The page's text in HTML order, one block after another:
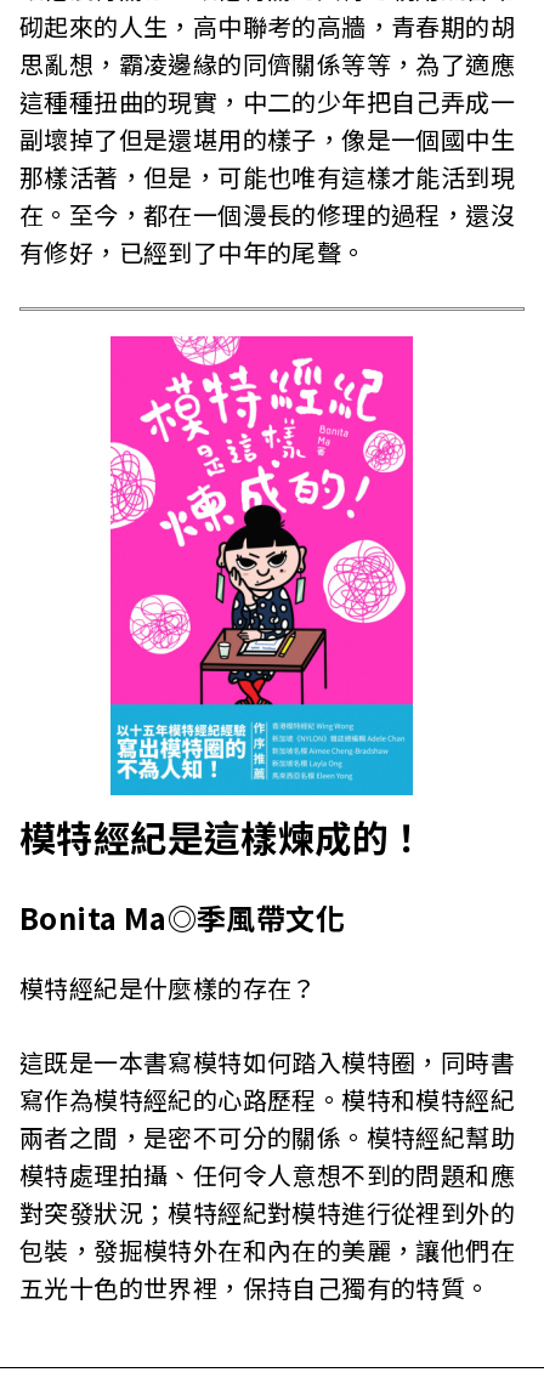
砌起來的人生，高中聯考的高牆，青春期的胡
思亂想，霸凌邊緣的同儕關係等等，為了適應
這種種扭曲的現實，中二的少年把自己弄成一
副壞掉了但是還堪用的樣子，像是一個國中生
那樣活著，但是，可能也唯有這樣才能活到現
在。至今，都在一個漫長的修理的過程，還沒
有修好，已經到了中年的尾聲。
模特經紀是這樣煉成的！
Bonita Ma◎季風帶文化
模特經紀是什麼樣的存在？
這既是一本書寫模特如何踏入模特圈，同時書
寫作為模特經紀的心路歷程。模特和模特經紀
兩者之間，是密不可分的關係。模特經紀幫助
模特處理拍攝、任何令人意想不到的問題和應
對突發狀況；模特經紀對模特進行從裡到外的
包裝，發掘模特外在和內在的美麗，讓他們在
五光十色的世界裡，保持自己獨有的特質。